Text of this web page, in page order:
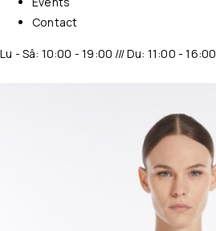
Contact
Lu - Sâ: 10:00 - 19:00 /// Du: 11:00 - 16:00